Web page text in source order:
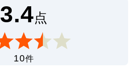
3.4点
10件